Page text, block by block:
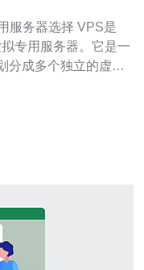
选择 VPS是
专用服务器。它是一
分成多个独立的虚拟